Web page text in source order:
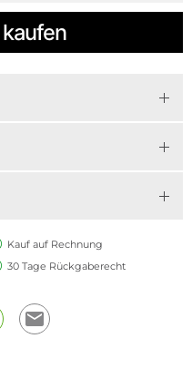
Kauf auf Rechnung
30 Tage Rückgaberecht